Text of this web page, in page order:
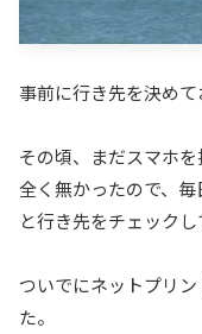
事前に行き先を決めて
その頃、まだスマホ
全く無かったので、
と行き先をチェックし
ついでにネットプリ
た。